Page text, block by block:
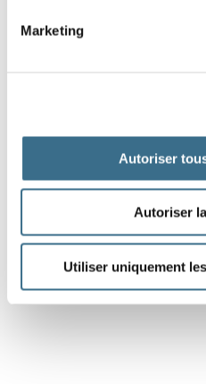
Marketing
Autoriser
Autoriser
Utiliser uniquement